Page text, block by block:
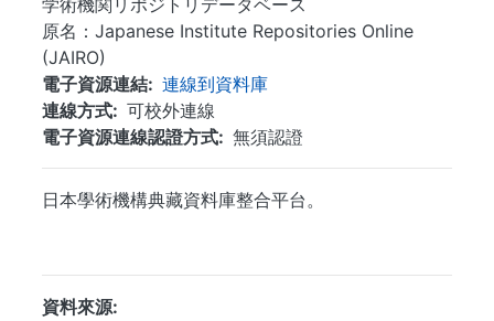
学術機関リポジトリデータベース
原名：Japanese Institute Repositories Online
(JAIRO)
電子資源連結
連線到資料庫
連線方式
可校外連線
電子資源連線認證方式
無須認證
日本學術機構典藏資料庫整合平台。
資料來源